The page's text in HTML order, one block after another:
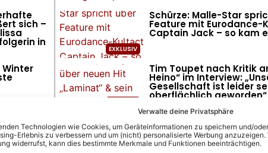
Verwalte deine Privatsphäre
Technologien wie Cookies, um Geräteinformationen zu speichern und/
Erlebnis zu verbessern und um (nicht) personalisierte Werbung
widerrufst, kann dies bestimmte Merkmale und Funktionen beeinträchtigen.
sich –
in
Winter
Schürze: Malle-Star
Feature mit Eurodance-
Captain Jack – so kam
Tim Toupet nach Kritik
Heino“ im Interview:
Gesellschaft ist leider
oberflächlich geworden“